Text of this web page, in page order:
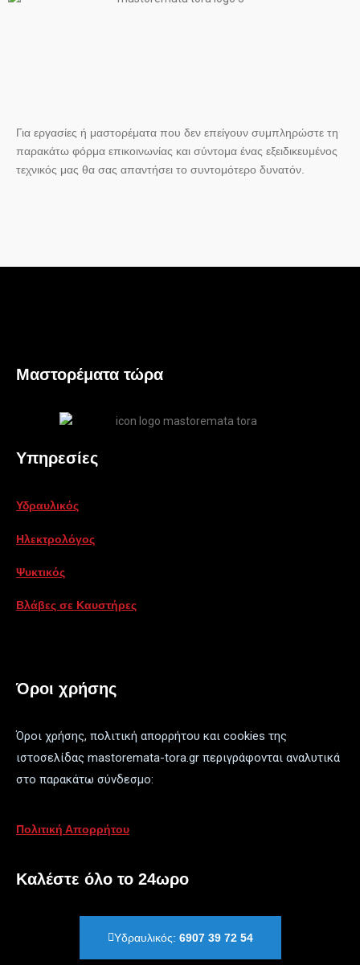
Για εργασίες ή μαστορέματα που δεν επείγουν συμπληρώστε τη
παρακάτω φόρμα επικοινωνίας και σύντομα ένας εξειδικευμένος
τεχνικός μας θα σας απαντήσει το συντομότερο δυνατόν.
Μαστορέματα τώρα
Υπηρεσίες
Υδραυλικός
Ηλεκτρολόγος
Ψυκτικός
Βλάβες σε Καυστήρες
Όροι χρήσης
Όροι χρήσης, πολιτική απορρήτου και cookies της
ιστοσελίδας mastoremata-tora.gr περιγράφονται αναλυτικά
στο παρακάτω σύνδεσμο:
Πολιτική Απορρήτου
Καλέστε όλο το 24ωρο
Υδραυλικός: 6907 39 72 54